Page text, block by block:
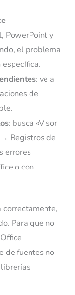
PowerPoint y
el problema
: ve a
de
: busca «Visor
→ Registros de
errores
o con
correctamente,
Para que no
de fuentes no